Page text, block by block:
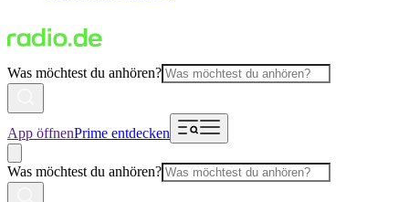
Was möchtest du anhören?
App öffnenPrime entdecken
Was möchtest du anhören?